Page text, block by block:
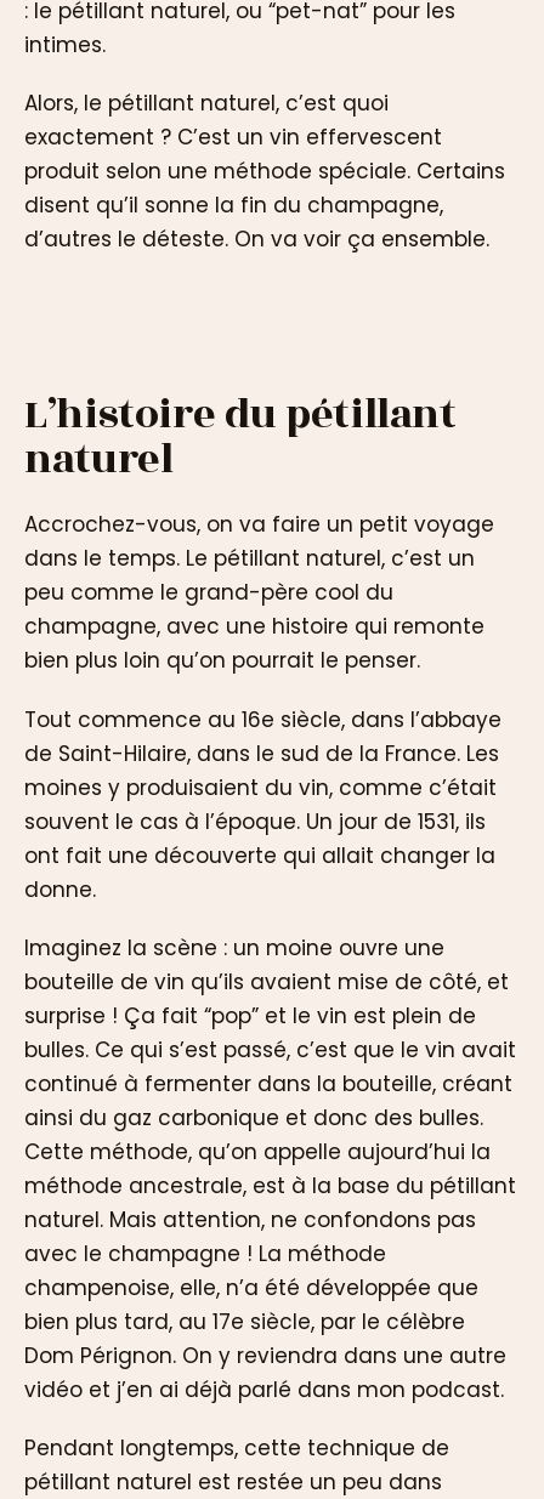
: le pétillant naturel, ou “pet-nat” pour les
intimes.
Alors, le pétillant naturel, c’est quoi
exactement ? C’est un vin effervescent
produit selon une méthode spéciale. Certains
disent qu’il sonne la fin du champagne,
d’autres le déteste. On va voir ça ensemble.
L’histoire du pétillant
naturel
Accrochez-vous, on va faire un petit voyage
dans le temps. Le pétillant naturel, c’est un
peu comme le grand-père cool du
champagne, avec une histoire qui remonte
bien plus loin qu’on pourrait le penser.
Tout commence au 16e siècle, dans l’abbaye
de Saint-Hilaire, dans le sud de la France. Les
moines y produisaient du vin, comme c’était
souvent le cas à l’époque. Un jour de 1531, ils
ont fait une découverte qui allait changer la
donne.
Imaginez la scène : un moine ouvre une
bouteille de vin qu’ils avaient mise de côté, et
surprise ! Ça fait “pop” et le vin est plein de
bulles. Ce qui s’est passé, c’est que le vin avait
continué à fermenter dans la bouteille, créant
ainsi du gaz carbonique et donc des bulles.
Cette méthode, qu’on appelle aujourd’hui la
méthode ancestrale, est à la base du pétillant
naturel. Mais attention, ne confondons pas
avec le champagne ! La méthode
champenoise, elle, n’a été développée que
bien plus tard, au 17e siècle, par le célèbre
Dom Pérignon. On y reviendra dans une autre
vidéo et j’en ai déjà parlé dans mon podcast.
Pendant longtemps, cette technique de
pétillant naturel est restée un peu dans